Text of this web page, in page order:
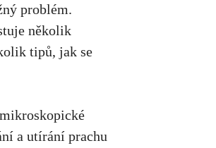
problém.
několik
‍tipů, jak se⁤
⁤a utírání prachu‌